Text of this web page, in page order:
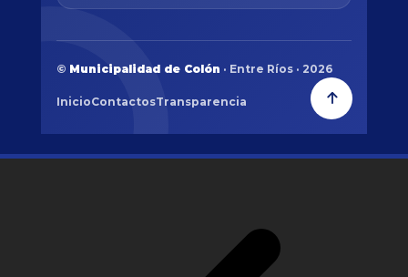
© Municipalidad de Colón · Entre Ríos · 2026
InicioContactosTransparencia